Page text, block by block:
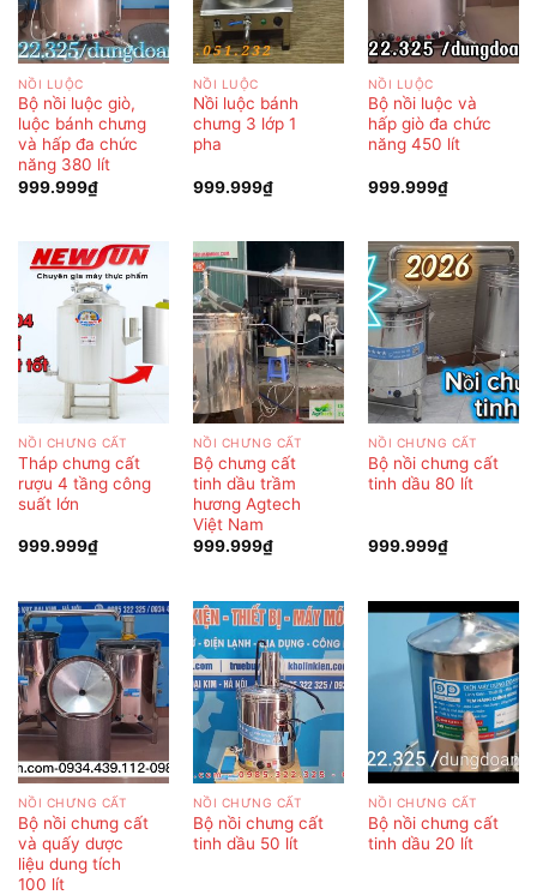
NỒI LUỘC
Bộ nồi luộc giò,
luộc bánh chưng
và hấp đa chức
năng 380 lít
999.999₫
NỒI LUỘC
Nồi luộc bánh
chưng 3 lớp 1
pha
999.999₫
NỒI LUỘC
Bộ nồi luộc và
hấp giò đa chức
năng 450 lít
999.999₫
NỒI CHƯNG CẤT
Tháp chưng cất
rượu 4 tầng công
suất lớn
999.999₫
NỒI CHƯNG CẤT
Bộ chưng cất
tinh dầu trầm
hương Agtech
Việt Nam
999.999₫
NỒI CHƯNG CẤT
Bộ nồi chưng cất
tinh dầu 80 lít
999.999₫
NỒI CHƯNG CẤT
Bộ nồi chưng cất
và quấy dược
liệu dung tích
100 lít
NỒI CHƯNG CẤT
Bộ nồi chưng cất
tinh dầu 50 lít
NỒI CHƯNG CẤT
Bộ nồi chưng cất
tinh dầu 20 lít